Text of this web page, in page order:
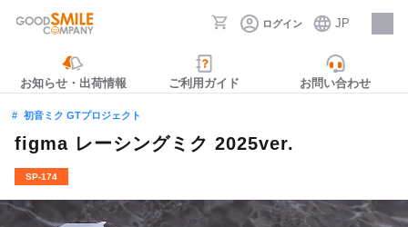
ログイン JP
採用情報
お知らせ・出荷情報 ご利用ガイド お問い合わせ
初音ミク GTプロジェクト
figma レーシングミク 2025ver.
SP-174